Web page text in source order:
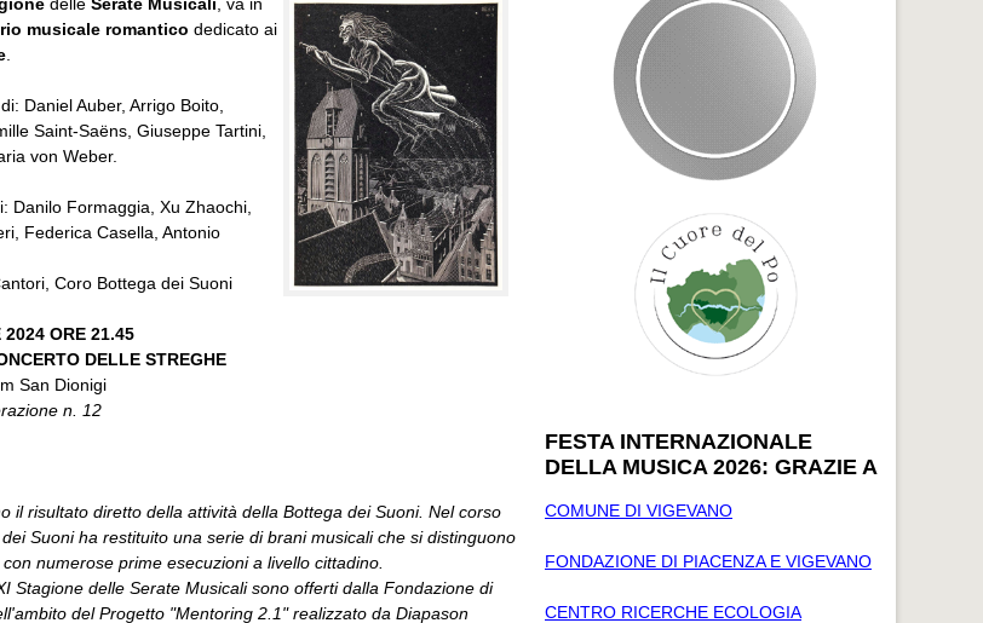
musicale romantico dedicato ai
Daniel Auber, Arrigo Boito,
Saint-Saëns, Giuseppe Tartini,
von Weber.
Danilo Formaggia, Xu Zhaochi,
Federica Casella, Antonio
Coro Bottega dei Suoni
2024 ORE 21.45
DELLE STREGHE
San Dionigi
n. 12
il risultato diretto della attività della Bottega dei Suoni. Nel corso
Suoni ha restituito una serie di brani musicali che si distinguono
numerose prime esecuzioni a livello cittadino.
Stagione delle Serate Musicali sono offerti dalla Fondazione di
del Progetto "Mentoring 2.1" realizzato da Diapason
FESTA INTERNAZIONALE
DELLA MUSICA 2026: GRAZIE A
COMUNE DI VIGEVANO
FONDAZIONE DI PIACENZA E VIGEVANO
CENTRO RICERCHE ECOLOGIA